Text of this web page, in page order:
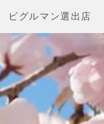
ビグルマン選出店